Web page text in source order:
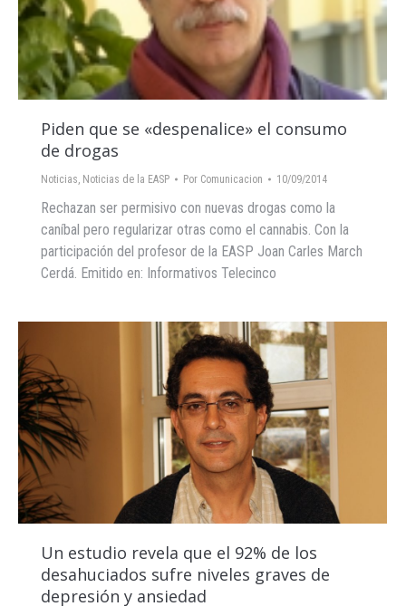
Piden que se «despenalice» el consumo
de drogas
Noticias, Noticias de la EASP Por Comunicacion 10/09/2014
Rechazan ser permisivo con nuevas drogas como la
caníbal pero regularizar otras como el cannabis. Con la
participación del profesor de la EASP Joan Carles March
Cerdá. Emitido en: Informativos Telecinco
Un estudio revela que el 92% de los
desahuciados sufre niveles graves de
depresión y ansiedad